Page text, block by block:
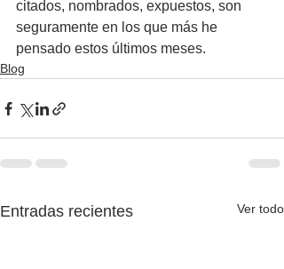
citados, nombrados, expuestos, son
seguramente en los que más he
pensado estos últimos meses.
Blog
Entradas recientes Ver todo